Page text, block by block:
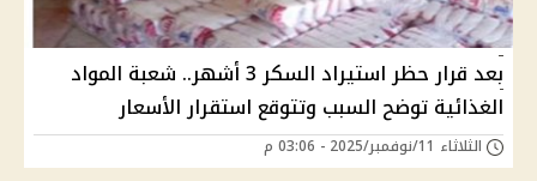
بعد قرار حظر استيراد السكر 3 أشهر.. شعبة المواد
الغذائية توضح السبب وتتوقع استقرار الأسعار
الثلاثاء 11/نوفمبر/2025 - 03:06 م